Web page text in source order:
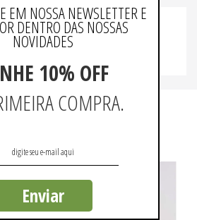
EM NOSSA NEWSLETTER E
DENTRO DAS NOSSAS
NOVIDADES
10% OFF
COMPRA.
Enviar